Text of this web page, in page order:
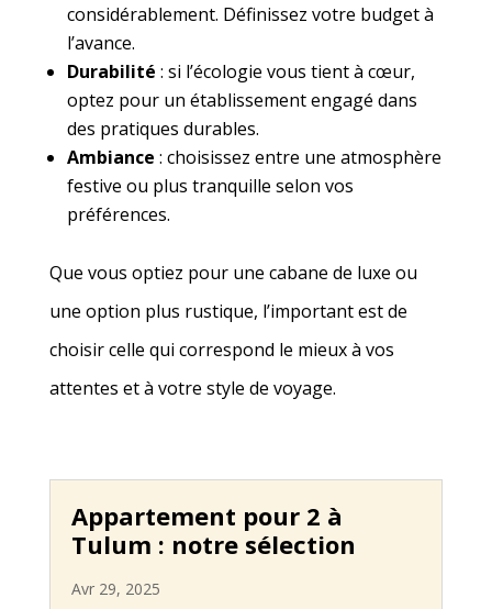
considérablement. Définissez votre budget à
l’avance.
Durabilité : si l’écologie vous tient à cœur,
optez pour un établissement engagé dans
des pratiques durables.
Ambiance : choisissez entre une atmosphère
festive ou plus tranquille selon vos
préférences.
Que vous optiez pour une cabane de luxe ou
une option plus rustique, l’important est de
choisir celle qui correspond le mieux à vos
attentes et à votre style de voyage.
Appartement pour 2 à
Tulum : notre sélection
Avr 29, 2025